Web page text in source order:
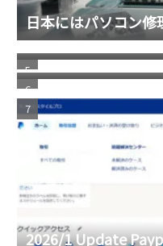
日本にはパソコン
消えた スコッチブ
ープ
福岡銀行の相次ぐ不
2026/1 Update